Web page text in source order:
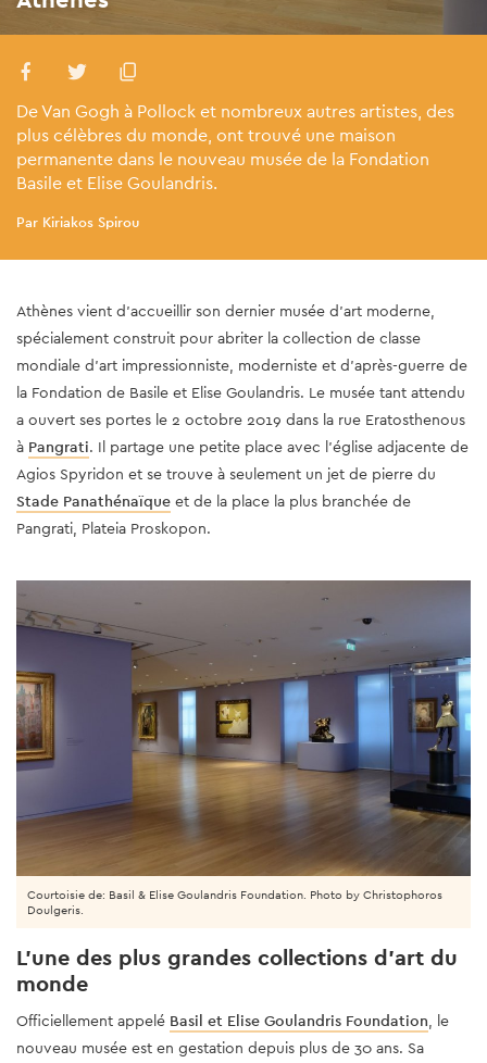
De Van Gogh à Pollock et nombreux autres artistes, des
plus célèbres du monde, ont trouvé une maison
permanente dans le nouveau musée de la Fondation
Basile et Elise Goulandris.
Par Kiriakos Spirou
Athènes vient d’accueillir son dernier musée d’art moderne,
spécialement construit pour abriter la collection de classe
mondiale d’art impressionniste, moderniste et d’après-guerre de
la Fondation de Basile et Elise Goulandris. Le musée tant attendu
a ouvert ses portes le 2 octobre 2019 dans la rue Eratosthenous
à Pangrati. Il partage une petite place avec l'église adjacente de
Agios Spyridon et se trouve à seulement un jet de pierre du
Stade Panathénaïque et de la place la plus branchée de
Pangrati, Plateia Proskopon.
L'une des plus grandes collections d'art du
monde
Officiellement appelé Basil et Elise Goulandris Foundation, le
nouveau musée est en gestation depuis plus de 30 ans. Sa
Courtoisie de: Basil & Elise Goulandris Foundation. Photo by Christophoros
Doulgeris.